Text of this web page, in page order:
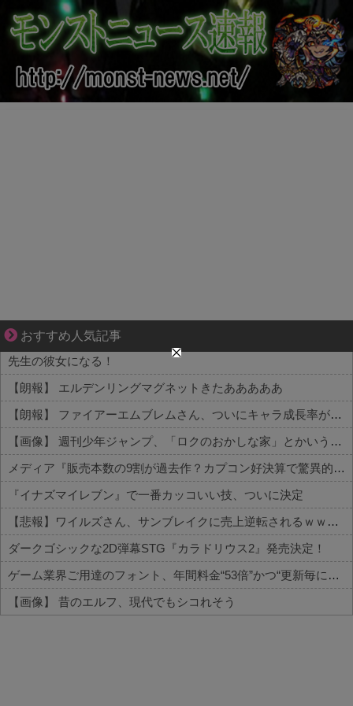
おすすめ人気記事
ずっと好き。俺はストーカーなんかじゃない。
先生の彼女になる！
【朗報】 エルデンリングマグネットきたあああああ
【朗報】 ファイアーエムブレムさん、ついにキャラ成長率がゲーム内で見れるようになる
【画像】 週刊少年ジャンプ、「ロクのおかしな家」とかいう微妙な漫画を巻頭カラーにしたせいで100万部切る
メディア『販売本数の9割が過去作？カプコン好決算で驚異的な“リピート販売”の成果が明らかに』
『イナズマイレブン』で一番カッコいい技、ついに決定
【悲報】ワイルズさん、サンブレイクに売上逆転されるｗｗｗｗｗ
ダークゴシックな2D弾幕STG『カラドリウス2』発売決定！
ゲーム業界ご用達のフォント、年間料金“53倍”かつ“更新毎に値上げ”のありえない契約により多数撤退へ・・・
【画像】 昔のエルフ、現代でもシコれそう